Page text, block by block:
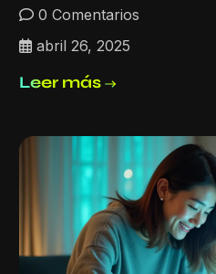
0 Comentarios
abril 26, 2025
Leer más